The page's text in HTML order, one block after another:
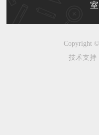
恭喜
恭喜
恭喜Copyright
技术支持